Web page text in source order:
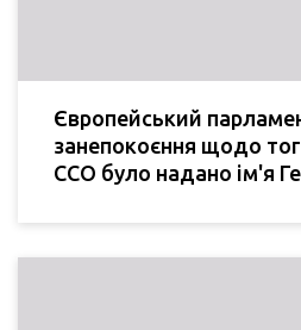
Європейський
занепокоєння щодо
ССО було надано ім'я